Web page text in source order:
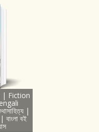
| Fiction
|
বই